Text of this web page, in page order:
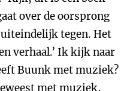
over de oorsprong
tegen. Het
verhaal.’ Ik kijk naar
Buunk met muziek?
met muziek,